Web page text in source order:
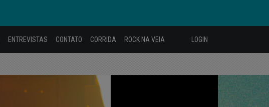
ENTREVISTAS CONTATO CORRIDA ROCK NA VEIA LOGIN